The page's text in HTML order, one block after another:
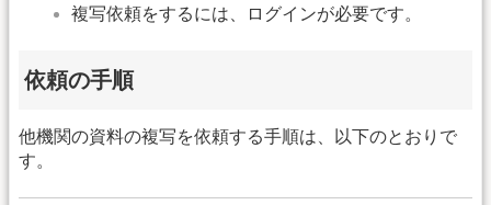
複写依頼をするには、ログインが必要です。
依頼の手順
他機関の資料の複写を依頼する手順は、以下のとおりで
す。